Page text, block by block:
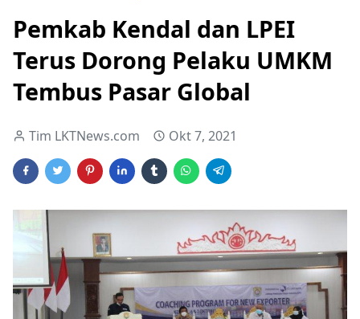
Pemkab Kendal dan LPEI
Terus Dorong Pelaku UMKM
Tembus Pasar Global
Tim LKTNews.com Okt 7, 2021